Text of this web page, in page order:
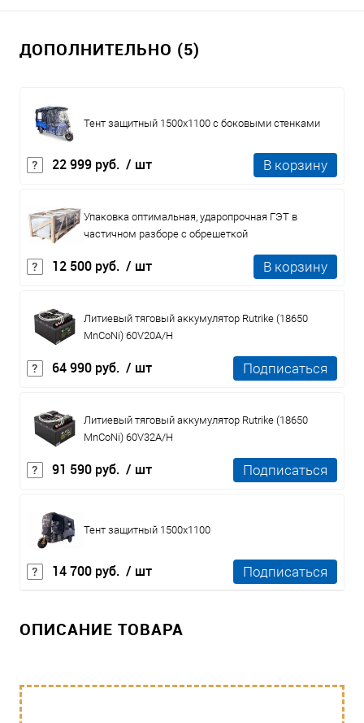
ДОПОЛНИТЕЛЬНО (5)
Тент защитный 1500x1100 с боковыми стенками
22 999 руб. / шт В корзину
Упаковка оптимальная, ударопрочная ГЭТ в
частичном разборе с обрешеткой
12 500 руб. / шт В корзину
Литиевый тяговый аккумулятор Rutrike (18650
MnCoNi) 60V20A/H
64 990 руб. / шт Подписаться
Литиевый тяговый аккумулятор Rutrike (18650
MnCoNi) 60V32A/H
91 590 руб. / шт Подписаться
Тент защитный 1500x1100
14 700 руб. / шт Подписаться
ОПИСАНИЕ ТОВАРА